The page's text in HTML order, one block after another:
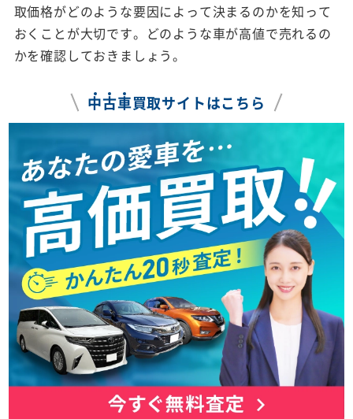
取価格がどのような要因によって決まるのかを知って
おくことが大切です。どのような車が高値で売れるの
かを確認しておきましょう。
中古車買取サイトはこちら